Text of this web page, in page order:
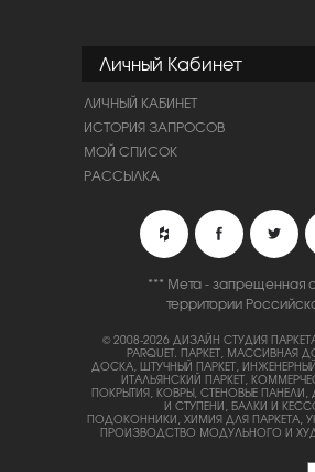
Личный Кабинет
ЛИЧНЫЙ КАБИНЕТ
ИСТОРИЯ ЗАПРОСОВ
МОЙ СПИСОК
РАССЫЛКА
*** Мета - запрещенная
территории
© 2008-2026 ДИЗАЙН СТУДИЯ ПАРКЕТА
PARQUET. ПАРКЕТ, МАССИВНАЯ
ДОСКА, ШТУЧНЫЙ ПАРКЕТ,
ИТАЛЬЯНСКИЙ ПАРКЕТ,
ПОКРЫТИЯ, КОВРЫ, СТЕНОВЫЕ ПАНЕЛИ,
И СТУПЕНИ, БАЛКИ И
ПОДОКОННИКИ, ХИМИЯ ДЛЯ ПАРКЕТА,
ПРОИЗВОДСТВО МОДУЛЬНОГО И